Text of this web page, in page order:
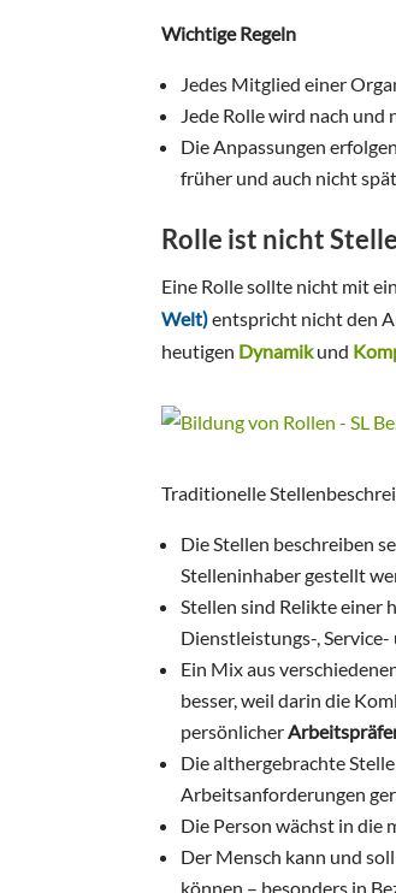
Wichtige Regeln
Jedes Mitglied einer
Jede Rolle wird nach
Die Anpassungen
früher und auch nicht
Rolle ist nicht
Eine Rolle sollte nicht mit
Welt)entspricht nicht den
heutigen Dynamikund
Traditionelle
Die Stellen beschreiben
Stelleninhaber gestellt
Stellen sind Relikte einer
Dienstleistungs-,
Ein Mix aus
besser, weil darin die
persönlicher
Die althergebrachte
Arbeitsanforderungen
Die Person wächst in die
Der Mensch kann und
können – besonders in